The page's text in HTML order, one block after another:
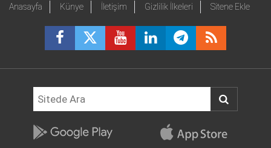
Anasayfa Künye İletişim Gizlilik İlkeleri Sitene Ekle